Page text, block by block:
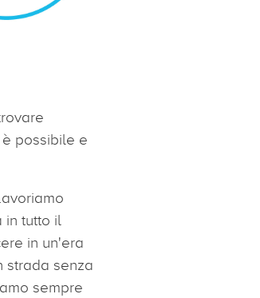
possibile e
in tutto il
in un'era
strada senza
sempre